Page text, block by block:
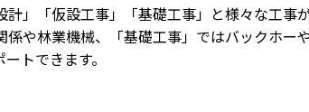
」「仮設工事」「基礎工事」と様々な工事
や林業機械、「基礎工事」ではバックホー
トできます。